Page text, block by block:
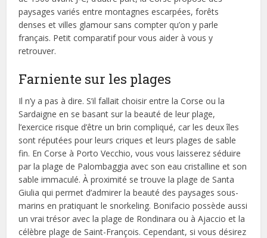
paysages variés entre montagnes escarpées, forêts
denses et villes glamour sans compter qu’on y parle
français. Petit comparatif pour vous aider à vous y
retrouver.
Farniente sur les plages
Il n’y a pas à dire. S’il fallait choisir entre la Corse ou la
Sardaigne en se basant sur la beauté de leur plage,
l’exercice risque d’être un brin compliqué, car les deux îles
sont réputées pour leurs criques et leurs plages de sable
fin. En Corse à Porto Vecchio, vous vous laisserez séduire
par la plage de Palombaggia avec son eau cristalline et son
sable immaculé. À proximité se trouve la plage de Santa
Giulia qui permet d’admirer la beauté des paysages sous-
marins en pratiquant le snorkeling. Bonifacio possède aussi
un vrai trésor avec la plage de Rondinara ou à Ajaccio et la
célèbre plage de Saint-François. Cependant, si vous désirez